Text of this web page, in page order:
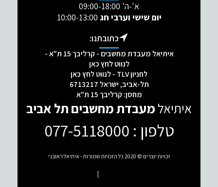
א'-ה' 09:00-18:00
יום שישי וערבי חג
כתובתנו:
איתיאל מעבדת מחשבים - קרליבך 15 ת"א -
לנווט לחץ כאן
לחניון TLV - לנווט לחץ כאן
תל-אביב, ישראל 6713217
מחסן: קרליבך 15 ת"א
איתיאלמעבדת מחשבים תל אביב
טלפון : 077-5118000
זכויות יוצרים © 2020 כל הזכויות שמורות - איתיאל ראובני
|